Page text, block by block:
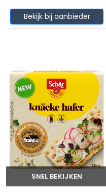
Bekijk bij aanbieder
SNEL BEKIJKEN